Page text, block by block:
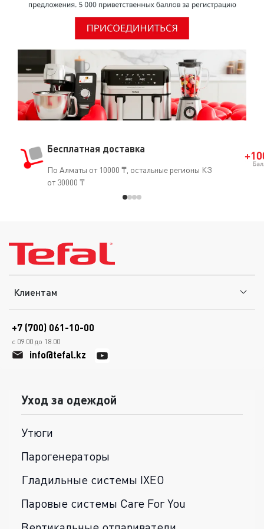
Бесплатная доставка
По Алматы от 10000 ₸, остальные регионы КЗ
от 30000 ₸
Клиентам
+7 (700) 061-10-00
с 09.00 до 18.00
info@tefal.kz
Уход за одеждой
Утюги
Парогенераторы
Гладильные системы IXEO
Паровые системы Care For You